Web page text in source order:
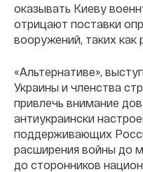
оказывать Киеву
отрицают поставки
вооружений, таких как
«Альтернативе»,
Украины и членства
привлечь внимание
антиукраински
поддерживающих
расширения войны до
до сторонников